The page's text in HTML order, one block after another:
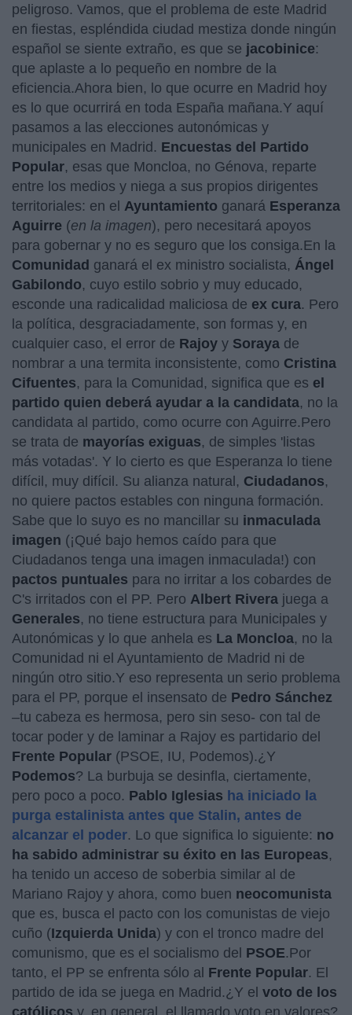
peligroso. Vamos, que el problema de este Madrid
en fiestas, espléndida ciudad mestiza donde ningún
español se siente extraño, es que se jacobinice:
que aplaste a lo pequeño en nombre de la
eficiencia.Ahora bien, lo que ocurre en Madrid hoy
es lo que ocurrirá en toda España mañana.Y aquí
pasamos a las elecciones autonómicas y
municipales en Madrid. Encuestas del Partido
Popular, esas que Moncloa, no Génova, reparte
entre los medios y niega a sus propios dirigentes
territoriales: en el Ayuntamiento ganará Esperanza
Aguirre (en la imagen), pero necesitará apoyos
para gobernar y no es seguro que los consiga.En la
Comunidad ganará el ex ministro socialista, Ángel
Gabilondo, cuyo estilo sobrio y muy educado,
esconde una radicalidad maliciosa de ex cura. Pero
la política, desgraciadamente, son formas y, en
cualquier caso, el error de Rajoy y Soraya de
nombrar a una termita inconsistente, como Cristina
Cifuentes, para la Comunidad, significa que es el
partido quien deberá ayudar a la candidata, no la
candidata al partido, como ocurre con Aguirre.Pero
se trata de mayorías exiguas, de simples 'listas
más votadas'. Y lo cierto es que Esperanza lo tiene
difícil, muy difícil. Su alianza natural, Ciudadanos,
no quiere pactos estables con ninguna formación.
Sabe que lo suyo es no mancillar su inmaculada
imagen (¡Qué bajo hemos caído para que
Ciudadanos tenga una imagen inmaculada!) con
pactos puntuales para no irritar a los cobardes de
C's irritados con el PP. Pero Albert Rivera juega a
Generales, no tiene estructura para Municipales y
Autonómicas y lo que anhela es La Moncloa, no la
Comunidad ni el Ayuntamiento de Madrid ni de
ningún otro sitio.Y eso representa un serio problema
para el PP, porque el insensato de Pedro Sánchez
–tu cabeza es hermosa, pero sin seso- con tal de
tocar poder y de laminar a Rajoy es partidario del
Frente Popular (PSOE, IU, Podemos).¿Y
Podemos? La burbuja se desinfla, ciertamente,
pero poco a poco. Pablo Iglesias ha iniciado la
purga estalinista antes que Stalin, antes de
alcanzar el poder. Lo que significa lo siguiente: no
ha sabido administrar su éxito en las Europeas,
ha tenido un acceso de soberbia similar al de
Mariano Rajoy y ahora, como buen neocomunista
que es, busca el pacto con los comunistas de viejo
cuño (Izquierda Unida) y con el tronco madre del
comunismo, que es el socialismo del PSOE.Por
tanto, el PP se enfrenta sólo al Frente Popular. El
partido de ida se juega en Madrid.¿Y el voto de los
católicos y, en general, el llamado voto en valores?